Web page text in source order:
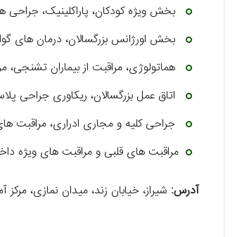
بخش ویژه کودکان، پاراکلینیک،
بخش اورژانس بزرگسالان، درمان های
هماتولوژی، مراقبت از بیماران
اتاق عمل بزرگسالان، ریکاوری
جراحی کلیه و مجاری ادراری، مراقبت
مراقبت ‌های قلبی و مراقبت ‌های ویژه
آدرس: شیراز، خیابان زند، میدان نمازی،